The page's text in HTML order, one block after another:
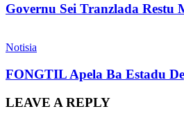
Governu Sei Tranzlada
Notisia
FONGTIL Apela Ba Estadu
LEAVE A REPLY